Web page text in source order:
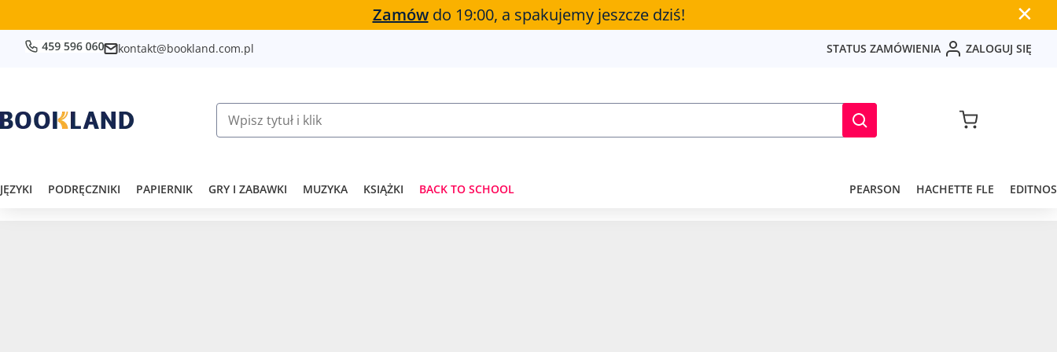
Zamówdo 19:00, a spakujemy jeszcze dziś! ✕
kontakt@bookland.com.pl STATUS ZAMÓWIENIA ZALOGUJ SIĘ
JĘZYKI PODRĘCZNIKI PAPIERNIK GRY I ZABAWKI MUZYKA KSIĄŻKI BACK TO SCHOOL PEARSON HACHETTE FLE EDITNOS